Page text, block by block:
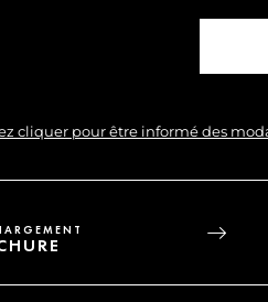
cliquer pour être informé des